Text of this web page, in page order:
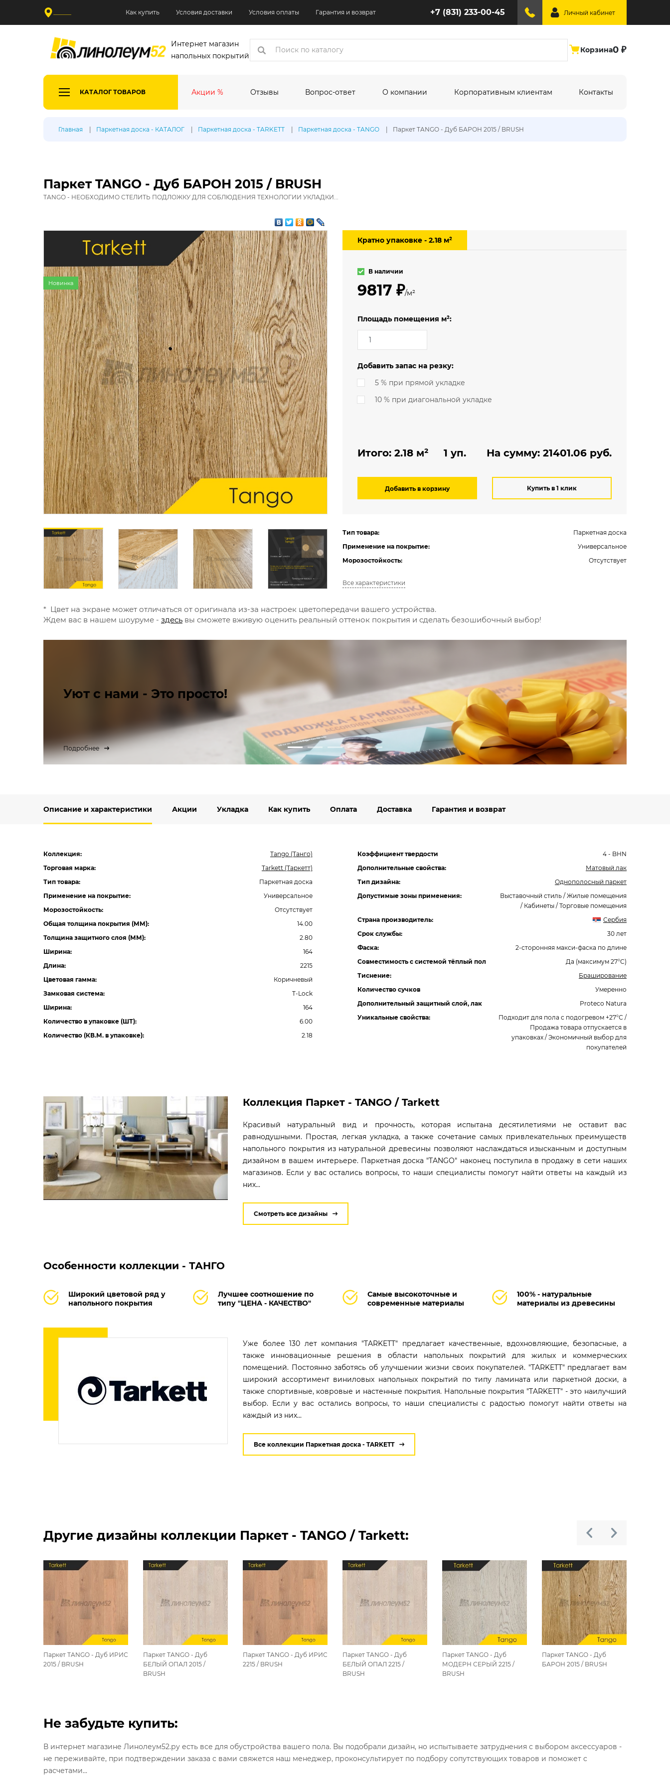
Как купить Условия доставки Условия оплаты Гарантия и возврат +7 (831) 233-00-45 Личный кабинет
Интернет магазин
напольных покрытий
Корзина0 ₽
КАТАЛОГ ТОВАРОВ
Синтерос
Ютекс
Полукоммерческий
Коммерческий
Коммерческий (гомогенный)
Квартира
Торговые помещения
Офисные помещения
4 м
Акции % Отзывы Вопрос-ответ О компании Корпоративным клиентам Контакты
Главная Паркетная доска - КАТАЛОГ Паркетная доска - TARKETT Паркетная доска - TANGO Паркет TANGO - Дуб БАРОН 2015 / BRUSH
Паркет TANGO - Дуб БАРОН 2015 / BRUSH
TANGO - НЕОБХОДИМО СТЕЛИТЬ ПОДЛОЖКУ ДЛЯ СОБЛЮДЕНИЯ ТЕХНОЛОГИИ УКЛАДКИ...
Новинка
Кратно упаковке - 2.18 м²
В наличии
9817 ₽/м²
Площадь помещения м²:
Добавить запас на резку:
5 % при прямой укладке
10 % при диагональной укладке
Итого: 2.18 м² 1 уп. На сумму: 21401.06 руб.
Добавить в корзину Купить в 1 клик
Тип товара:
Паркетная доска
Применение на покрытие:
Универсальное
Морозостойкость:
Отсутствует
Все характеристики
* Цвет на экране может отличаться от оригинала из-за настроек цветопередачи вашего устройства.
Ждем вас в нашем шоуруме - здесь вы сможете вживую оценить реальный оттенок покрытия и сделать безошибочный выбор!
Уют с нами - Это просто!
Подробнее
Описание и характеристики Акции Укладка Как купить Оплата Доставка Гарантия и возврат
Коллекция:
Tango (Танго)
Торговая марка:
Tarkett (Таркетт)
Тип товара:
Паркетная доска
Применение на покрытие:
Универсальное
Морозостойкость:
Отсутствует
Общая толщина покрытия (ММ):
14.00
Толщина защитного слоя (ММ):
2.80
Ширина:
164
Длина:
2215
Цветовая гамма:
Коричневый
Замковая система:
T-Lock
Ширина:
164
Количество в упаковке (ШТ):
6.00
Количество (КВ.М. в упаковке):
2.18
Коэффициент твердости
4 - BHN
Дополнительные свойства:
Матовый лак
Тип дизайна:
Однополосный паркет
Допустимые зоны применения:
Выставочный стиль / Жилые помещения
/ Кабинеты / Торговые помещения
Страна производитель:
Сербия
Срок службы:
30 лет
Фаска:
2-сторонняя макси-фаска по длине
Совместимость с системой тёплый пол
Да (максимум 27°C)
Тиснение:
Браширование
Количество сучков
Умеренно
Дополнительный защитный слой, лак
Proteco Natura
Уникальные свойства:
Подходит для пола с подогревом +27°С /
Продажа товара отпускается в
упаковках / Экономичный выбор для
покупателей
Коллекция Паркет - TANGO / Tarkett
Красивый натуральный вид и прочность, которая испытана десятилетиями не оставит вас
равнодушными. Простая, легкая укладка, а также сочетание самых привлекательных преимуществ
напольного покрытия из натуральной древесины позволяют наслаждаться изысканным и доступным
дизайном в вашем интерьере. Паркетная доска "TANGO" наконец поступила в продажу в сети наших
магазинов. Если у вас остались вопросы, то наши специалисты помогут найти ответы на каждый из
них...
Смотреть все дизайны
Особенности коллекции - ТАНГО
Широкий цветовой ряд у
напольного покрытия
Лучшее соотношение по
типу "ЦЕНА - КАЧЕСТВО"
Самые высокоточные и
современные материалы
100% - натуральные
материалы из древесины
Уже более 130 лет компания "TARKETT" предлагает качественные, вдохновляющие, безопасные, а
также инновационные решения в области напольных покрытий для жилых и коммерческих
помещений. Постоянно заботясь об улучшении жизни своих покупателей. "TARKETT" предлагает вам
широкий ассортимент виниловых напольных покрытий по типу ламината или паркетной доски, а
также спортивные, ковровые и настенные покрытия. Напольные покрытия "TARKETT" - это наилучший
выбор. Если у вас остались вопросы, то наши специалисты с радостью помогут найти ответы на
каждый из них...
Все коллекции Паркетная доска - TARKETT
Другие дизайны коллекции Паркет - TANGO / Tarkett:
Паркет TANGO - Дуб ИРИС
2015 / BRUSH
Паркет TANGO - Дуб
БЕЛЫЙ ОПАЛ 2015 /
BRUSH
Паркет TANGO - Дуб ИРИС
2215 / BRUSH
Паркет TANGO - Дуб
БЕЛЫЙ ОПАЛ 2215 /
BRUSH
Паркет TANGO - Дуб
МОДЕРН СЕРЫЙ 2215 /
BRUSH
Паркет TANGO - Дуб
БАРОН 2015 / BRUSH
Не забудьте купить:
В интернет магазине Линолеум52.ру есть все для обустройства вашего пола. Вы подобрали дизайн, но испытываете затруднения с выбором аксессуаров -
не переживайте, при подтверждении заказа с вами свяжется наш менеджер, проконсультирует по подбору сопутствующих товаров и поможет с
расчетами...